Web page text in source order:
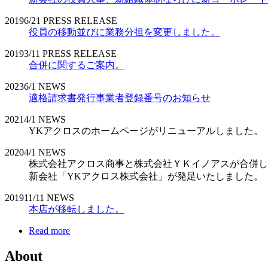
20196/21 PRESS RELEASE
役員の移動並びに業務分担を変更しました。
20193/11 PRESS RELEASE
合併に関するご案内。
20236/1 NEWS
適格請求書発行事業者登録番号のお知らせ
20214/1 NEWS
YKアクロスのホームページがリニューアルしました。
20204/1 NEWS
株式会社アクロス商事と株式会社ＹＫイノアスが合併
新会社「YKアクロス株式会社」が発足いたしました。
201911/11 NEWS
本店が移転しました。
Read more
About